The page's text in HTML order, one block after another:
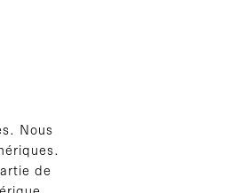
Nous
de